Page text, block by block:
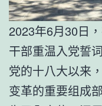
2023年6月30日
干部重温入党誓
党的十八大以来
变革的重要组成